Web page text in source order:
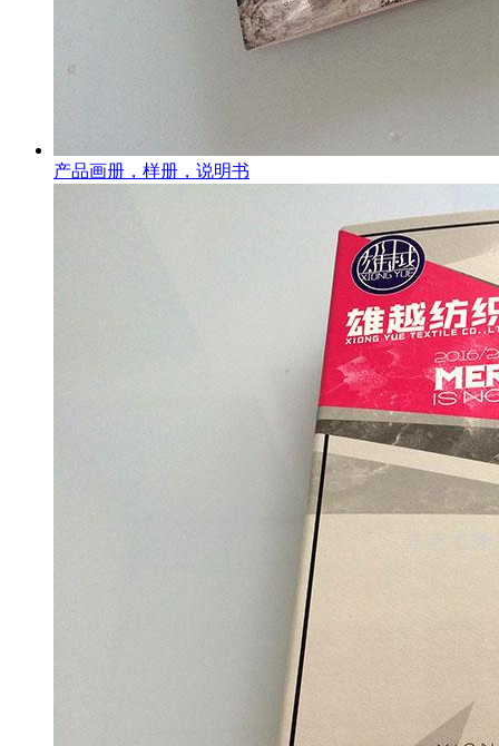
产品画册，样册，说明书